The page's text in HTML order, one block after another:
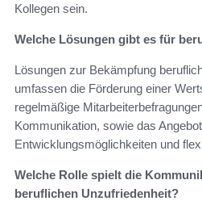
Kollegen sein.
Welche Lösungen gibt es für
Lösungen zur Bekämpfung
umfassen die Förderung einer
regelmäßige
Kommunikation, sowie das
Entwicklungsmöglichkeiten und
Welche Rolle spielt die
beruflichen Unzufriedenheit?